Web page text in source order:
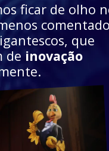
ficar de olho
que
de
inovação